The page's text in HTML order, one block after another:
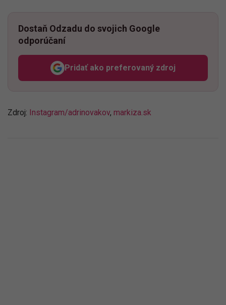
Dostaň Odzadu do svojich Google
odporúčaní
Pridať ako preferovaný zdroj
Odzadu, odkaz sa otvorí v
Zdroj: Instagram/adrinovakov, markiza.sk